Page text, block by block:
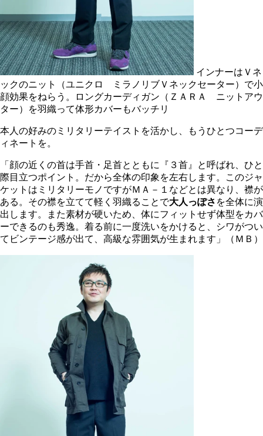
インナーはＶネ
ックのニット（ユニクロ ミラノリブＶネックセーター）で小
顔効果をねらう。ロングカーディガン（ＺＡＲＡ ニットアウ
ター）を羽織って体形カバーもバッチリ
本人の好みのミリタリーテイストを活かし、もうひとつコーデ
ィネートを。
「顔の近くの首は手首・足首とともに『３首』と呼ばれ、ひと
際目立つポイント。だから全体の印象を左右します。このジャ
ケットはミリタリーモノですがＭＡ－１などとは異なり、襟が
ある。その襟を立てて軽く羽織ることで大人っぽさ を全体に演
出します。また素材が硬いため、体にフィットせず体型をカバ
ーできるのも秀逸。着る前に一度洗いをかけると、シワがつい
てビンテージ感が出て、高級な雰囲気が生まれます」（ＭＢ）